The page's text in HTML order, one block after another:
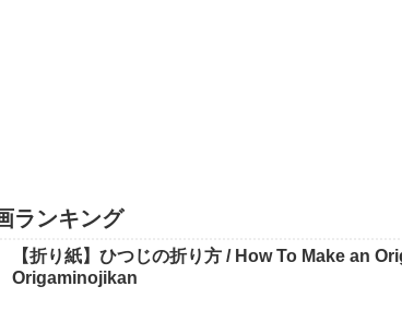
ランキング
【折り紙】ひつじの折り方 / How To Make an
Origaminojikan